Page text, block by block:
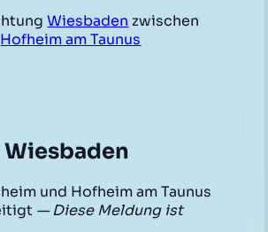
Wiesbaden zwischen
Hofheim am Taunus
und Hofheim am Taunus
— Diese Meldung ist